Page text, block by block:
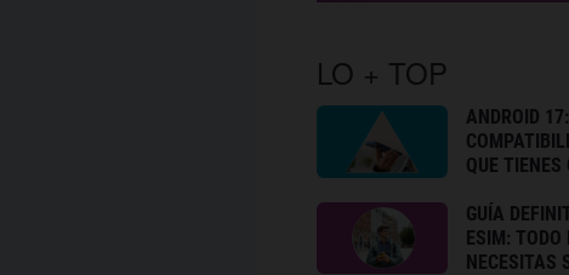
LO + TOP
ANDROID
QUE TIENES
GUÍA
ESIM: TODO
NECESITAS